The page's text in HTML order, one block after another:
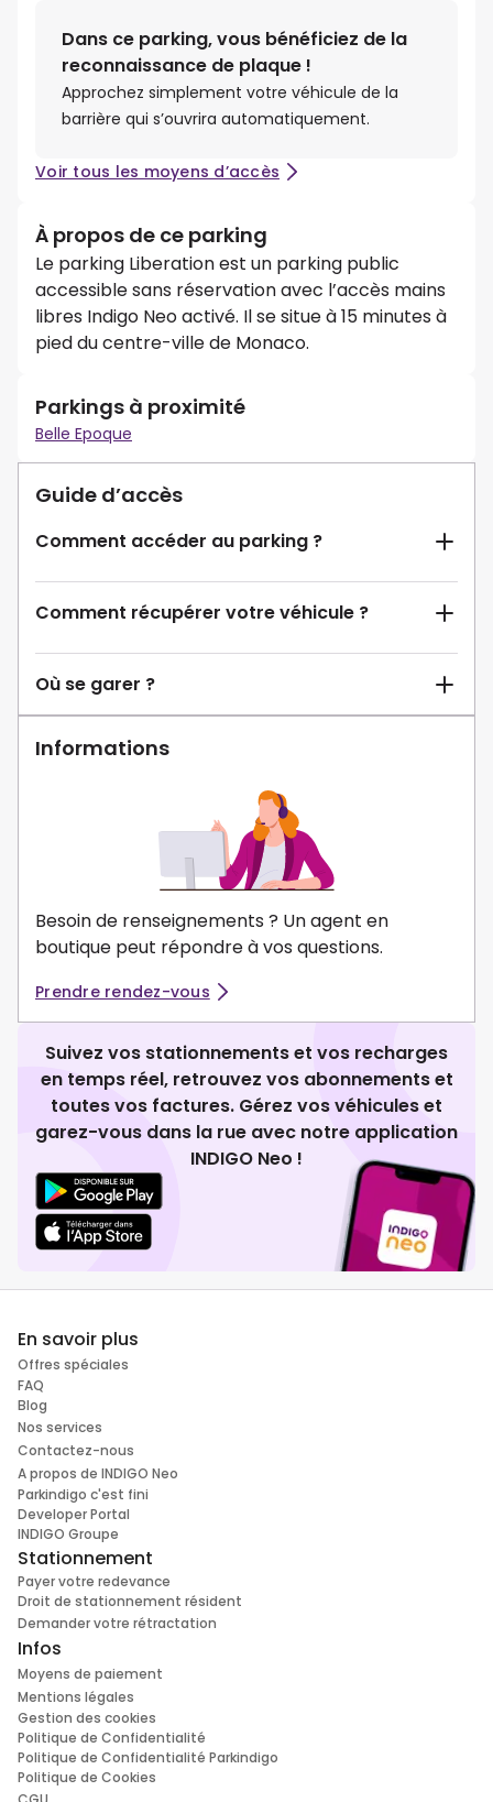
Dans ce parking, vous bénéficiez de la
reconnaissance de plaque !
Approchez simplement votre véhicule de la
barrière qui s’ouvrira automatiquement.
Voir tous les moyens d’accès
À propos de ce parking
Le parking Liberation est un parking public
accessible sans réservation avec l’accès mains
libres Indigo Neo activé. Il se situe à 15 minutes à
pied du centre-ville de Monaco.
Parkings à proximité
Belle Epoque
Guide d’accès
Comment accéder au parking ?
Comment récupérer votre véhicule ?
Où se garer ?
Informations
Besoin de renseignements ? Un agent en
boutique peut répondre à vos questions.
Prendre rendez-vous
Suivez vos stationnements et vos recharges
en temps réel, retrouvez vos abonnements et
toutes vos factures. Gérez vos véhicules et
garez-vous dans la rue avec notre application
INDIGO Neo !
En savoir plus
Offres spéciales
FAQ
Blog
Nos services
Contactez-nous
A propos de INDIGO Neo
Parkindigo c'est fini
Developer Portal
INDIGO Groupe
Stationnement
Payer votre redevance
Droit de stationnement résident
Demander votre rétractation
Infos
Moyens de paiement
Mentions légales
Gestion des cookies
Politique de Confidentialité
Politique de Confidentialité Parkindigo
Politique de Cookies